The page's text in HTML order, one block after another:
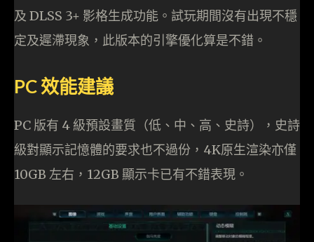
及 DLSS 3+ 影格生成功能。試玩期間沒有出現不穩
定及遲滯現象，此版本的引擎優化算是不錯。
PC 效能建議
PC 版有 4 級預設畫質（低、中、高、史詩），史詩
級對顯示記憶體的要求也不過份，4K原生渲染亦僅
10GB 左右，12GB 顯示卡已有不錯表現。